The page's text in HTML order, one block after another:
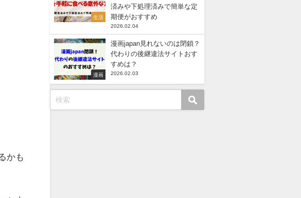
かも
生活
済みや下処理済みで簡単な定
期便がおすすめ
2026.02.04
漫画
漫画japan見れないのは閉鎖？
代わりの後継違法サイトおす
すめは？
2026.02.03